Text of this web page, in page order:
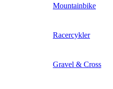
Mountainbike
Racercykler
Gravel & Cross